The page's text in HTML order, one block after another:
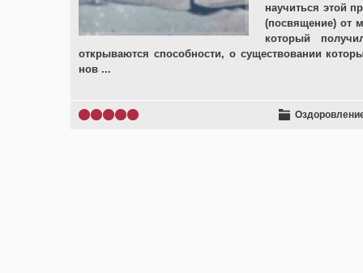
научиться этой
(посвящение) от
который
открываются способности, о существовании
нов ...